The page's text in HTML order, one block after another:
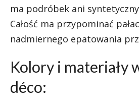
ma podróbek ani
Całość ma przypominać
nadmiernego epatowania
Kolory i materiały
déco: